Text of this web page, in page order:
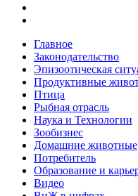
Главное
Законодательство
Эпизоотическая
Продуктивные
Птица
Рыбная отрасль
Наука и Технологии
Зообизнес
Домашние животные
Потребитель
Образование и
Видео